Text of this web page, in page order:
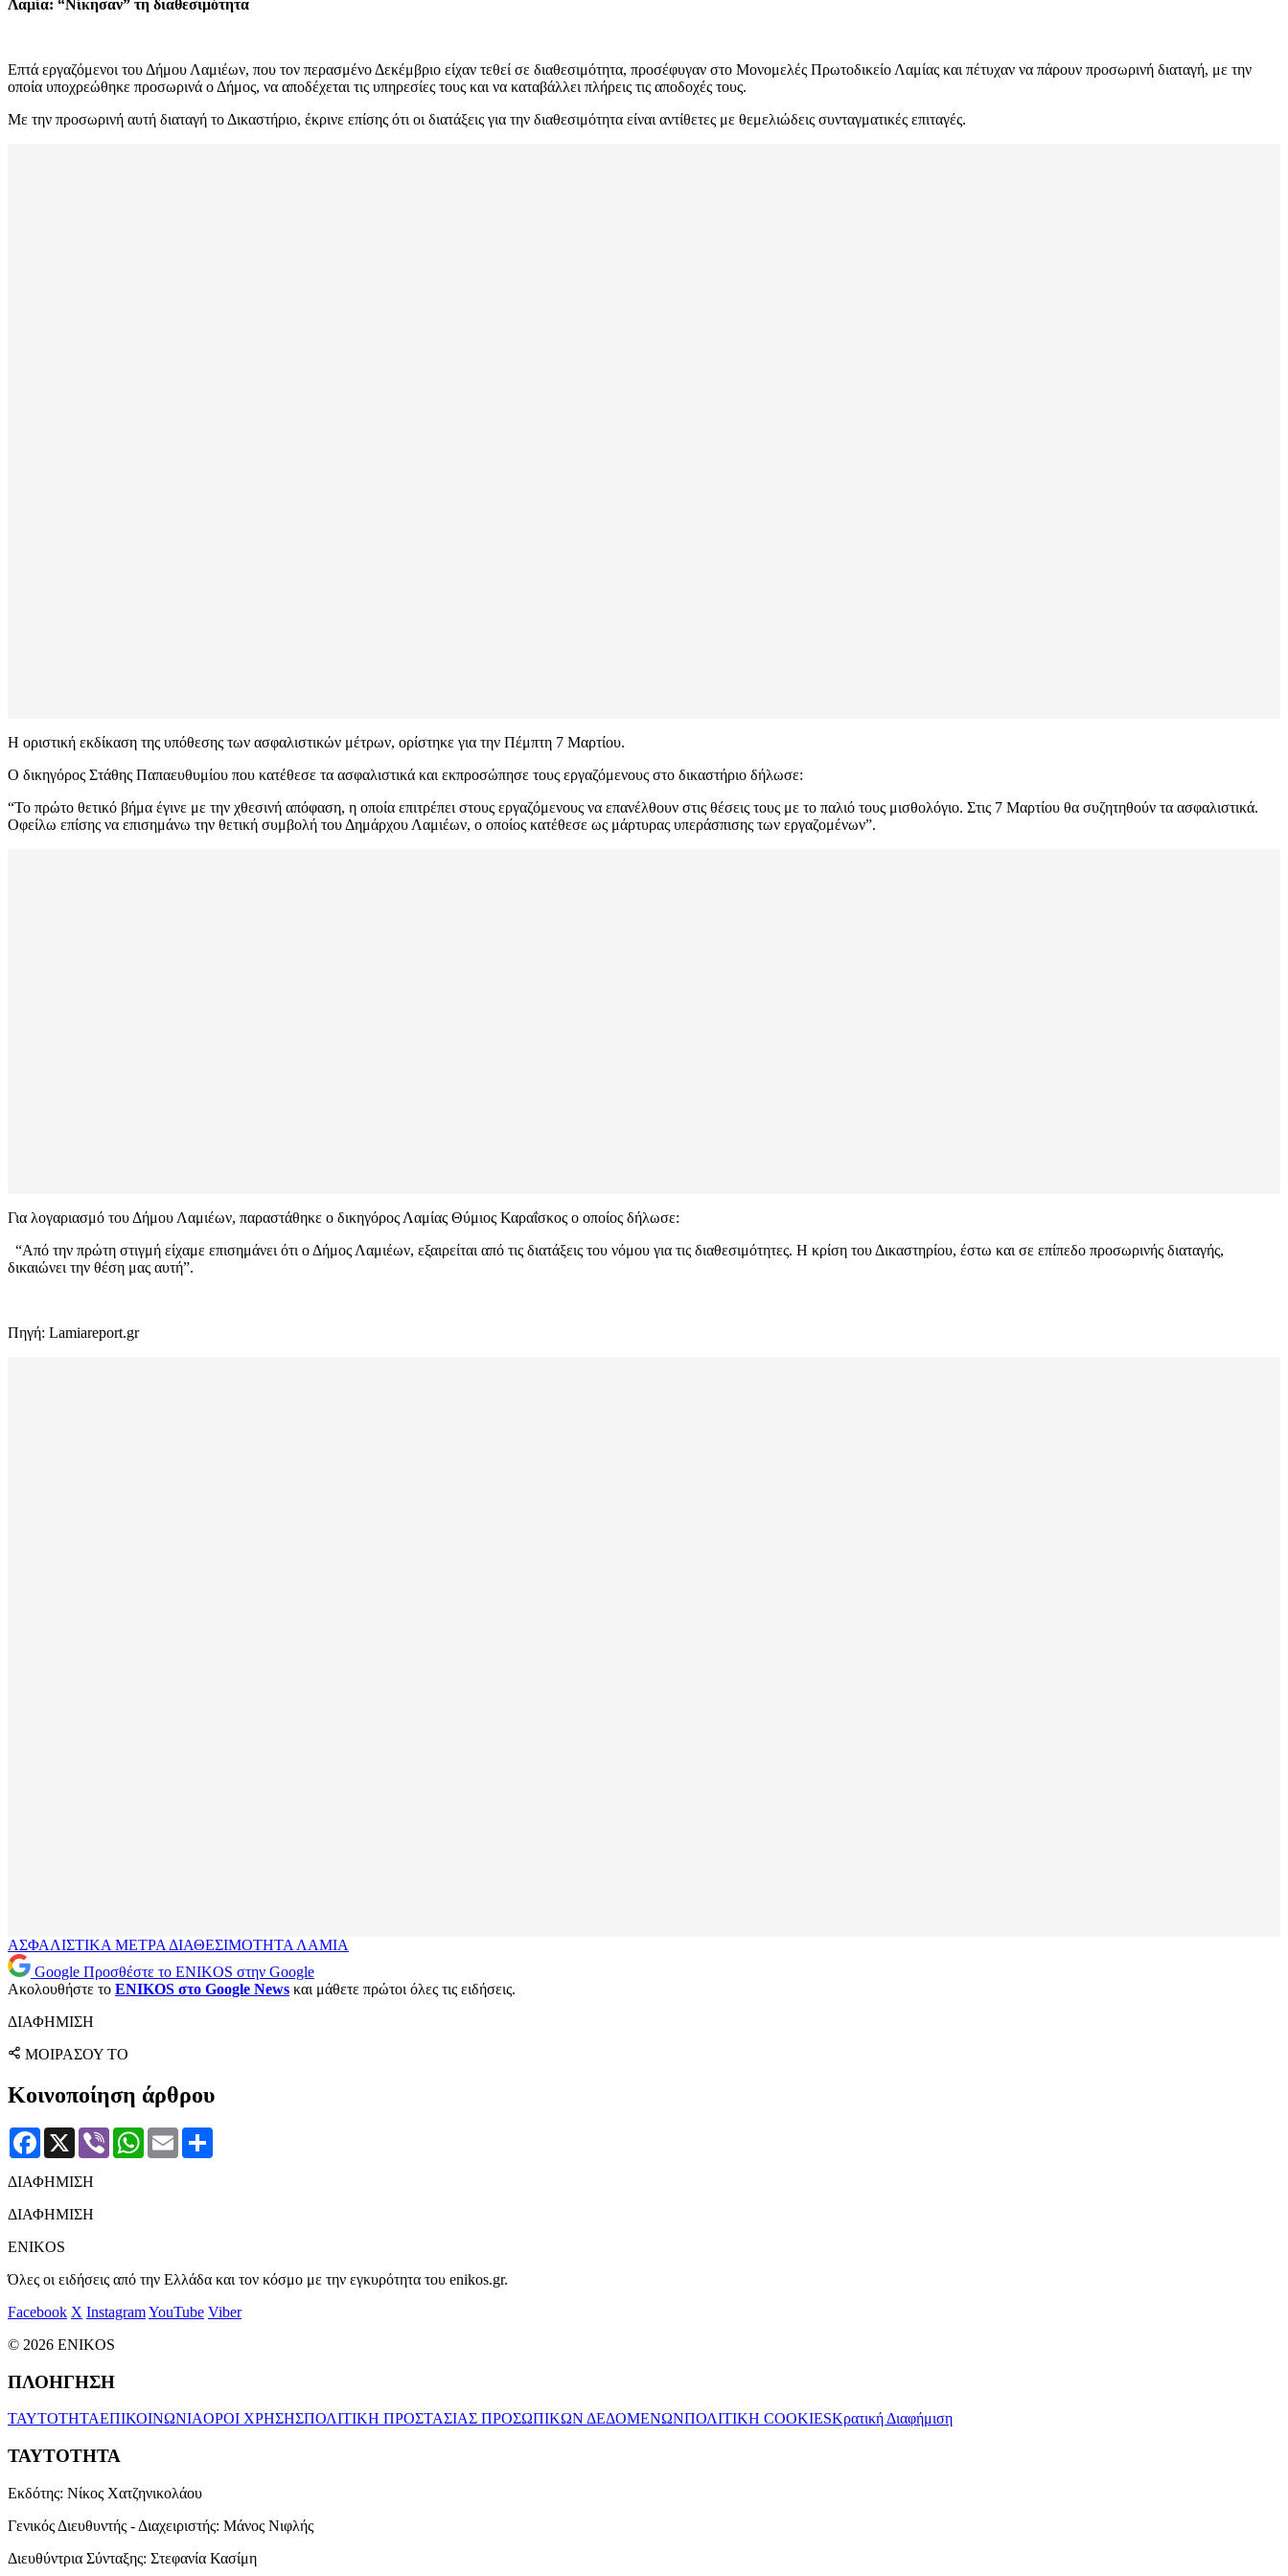
Λαμία: “Νίκησαν” τη διαθεσιμότητα
Επτά εργαζόμενοι του Δήμου Λαμιέων, που τον περασμένο Δεκέμβριο είχαν τεθεί σε διαθεσιμότητα, προσέφυγαν στο Μονομελές Πρωτοδικείο Λαμίας και πέτυχαν να πάρουν προσωρινή διαταγή, με την
οποία υποχρεώθηκε προσωρινά ο Δήμος, να αποδέχεται τις υπηρεσίες τους και να καταβάλλει πλήρεις τις αποδοχές τους.
Με την προσωρινή αυτή διαταγή το Δικαστήριο, έκρινε επίσης ότι οι διατάξεις για την διαθεσιμότητα είναι αντίθετες με θεμελιώδεις συνταγματικές επιταγές.
Η οριστική εκδίκαση της υπόθεσης των ασφαλιστικών μέτρων, ορίστηκε για την Πέμπτη 7 Μαρτίου.
Ο δικηγόρος Στάθης Παπαευθυμίου που κατέθεσε τα ασφαλιστικά και εκπροσώπησε τους εργαζόμενους στο δικαστήριο δήλωσε:
“Το πρώτο θετικό βήμα έγινε με την χθεσινή απόφαση, η οποία επιτρέπει στους εργαζόμενους να επανέλθουν στις θέσεις τους με το παλιό τους μισθολόγιο. Στις 7 Μαρτίου θα συζητηθούν τα ασφαλιστικά.
Οφείλω επίσης να επισημάνω την θετική συμβολή του Δημάρχου Λαμιέων, ο οποίος κατέθεσε ως μάρτυρας υπεράσπισης των εργαζομένων”.
Για λογαριασμό του Δήμου Λαμιέων, παραστάθηκε ο δικηγόρος Λαμίας Θύμιος Καραΐσκος ο οποίος δήλωσε:
“Από την πρώτη στιγμή είχαμε επισημάνει ότι ο Δήμος Λαμιέων, εξαιρείται από τις διατάξεις του νόμου για τις διαθεσιμότητες. Η κρίση του Δικαστηρίου, έστω και σε επίπεδο προσωρινής διαταγής,
δικαιώνει την θέση μας αυτή”.
Πηγή: Lamiareport.gr
ΑΣΦΑΛΙΣΤΙΚΑ ΜΕΤΡΑ ΔΙΑΘΕΣΙΜΟΤΗΤΑ ΛΑΜΙΑ
Google Προσθέστε το ENIKOS στην Google
Ακολουθήστε το ENIKOS στο Google News και μάθετε πρώτοι όλες τις ειδήσεις.
ΔΙΑΦΗΜΙΣΗ
ΜΟΙΡΑΣΟΥ ΤΟ
Κοινοποίηση άρθρου
Facebook
X Viber WhatsApp
Email
ΔΙΑΦΗΜΙΣΗ
ΔΙΑΦΗΜΙΣΗ
ENIKOS
Όλες οι ειδήσεις από την Ελλάδα και τον κόσμο με την εγκυρότητα του enikos.gr.
Facebook X InstagramYouTube Viber
© 2026 ENIKOS
ΠΛΟΗΓΗΣΗ
ΤΑΥΤΟΤΗΤΑΕΠΙΚΟΙΝΩΝΙΑΟΡΟΙ ΧΡΗΣΗΣΠΟΛΙΤΙΚΗ ΠΡΟΣΤΑΣΙΑΣ ΠΡΟΣΩΠΙΚΩΝ ΔΕΔΟΜΕΝΩΝΠΟΛΙΤΙΚΗ COOKIESΚρατική Διαφήμιση
ΤΑΥΤΟΤΗΤΑ
Εκδότης: Νίκος Χατζηνικολάου
Γενικός Διευθυντής - Διαχειριστής: Μάνος Νιφλής
Διευθύντρια Σύνταξης: Στεφανία Κασίμη